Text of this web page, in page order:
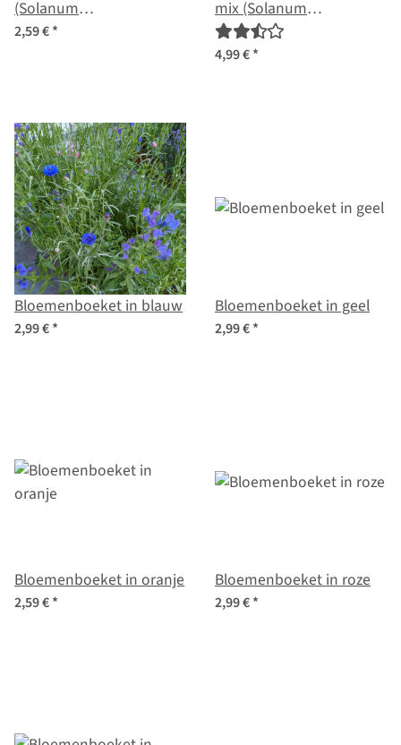
(Solanum
pimpinellifolium) zaad
2,59 €*
mix (Solanum
tuberosum) zaden
4,99 €*
Bloemenboeket in blauw
2,99 €*
Bloemenboeket in geel
2,99 €*
Bloemenboeket in oranje
2,59 €*
Bloemenboeket in roze
2,99 €*